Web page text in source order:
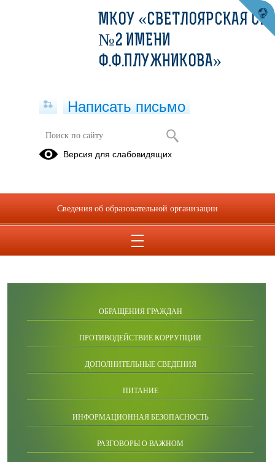
Формы документов, связанных с
противодействием коррупции, для
ОБРАЩЕНИЯ ГРАЖДАН
ПРОТИВОДЕЙСТВИЕ КОРРУПЦИИ
ДОПОЛНИТЕЛЬНЫЕ СВЕДЕНИЯ
ПИТАНИЕ
ИНФОРМАЦИОННАЯ БЕЗОПАСНОСТЬ
РАЗГОВОРЫ О ВАЖНОМ
МКОУ «СВЕТЛОЯРСКАЯ СШ
№2 ИМЕНИ
Ф.Ф.ПЛУЖНИКОВА»
Написать письмо
Версия для слабовидящих
Сведения об образовательной организации